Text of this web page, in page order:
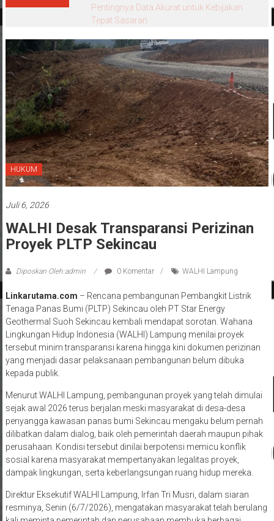
Pentingnya Data Akurat untuk Kebijakan
Tepat Sasaran
HUKUM
Juli 6, 2026
WALHI Desak Transparansi Perizinan
Proyek PLTP Sekincau
Diposkan Oleh:admin 0 Komentar WALHI Lampung
Linkarutama.com – Rencana pembangunan Pembangkit Listrik
Tenaga Panas Bumi (PLTP) Sekincau oleh PT Star Energy
Geothermal Suoh Sekincau kembali mendapat sorotan. Wahana
Lingkungan Hidup Indonesia (WALHI) Lampung menilai proyek
tersebut minim transparansi karena hingga kini dokumen perizinan
yang menjadi dasar pelaksanaan pembangunan belum dibuka
kepada publik.
Menurut WALHI Lampung, pembangunan proyek yang telah dimulai
sejak awal 2026 terus berjalan meski masyarakat di desa-desa
penyangga kawasan panas bumi Sekincau mengaku belum pernah
dilibatkan dalam dialog, baik oleh pemerintah daerah maupun pihak
perusahaan. Kondisi tersebut dinilai berpotensi memicu konflik
sosial karena masyarakat mempertanyakan legalitas proyek,
dampak lingkungan, serta keberlangsungan ruang hidup mereka.
Direktur Eksekutif WALHI Lampung, Irfan Tri Musri, dalam siaran
resminya, Senin (6/7/2026), mengatakan masyarakat telah berulang